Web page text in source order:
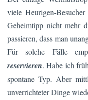
viele Heurigen-
Geheimtipp nicht mehr
passieren, dass man
Für solche Fälle
reservieren. Habe ich
spontane Typ. Aber
unverrichteter Dinge